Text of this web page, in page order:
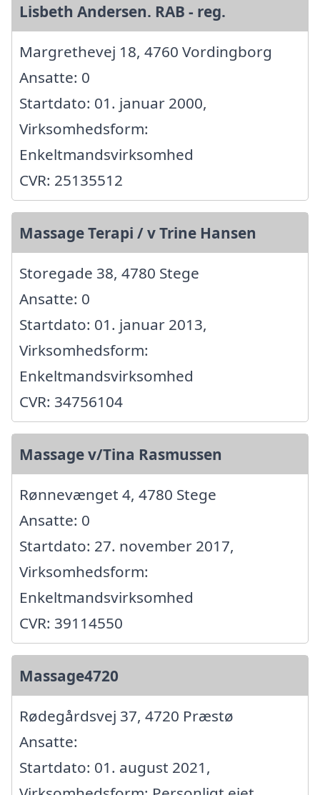
Lisbeth Andersen. RAB - reg.
Margrethevej 18, 4760 Vordingborg
Ansatte: 0
Startdato: 01. januar 2000,
Virksomhedsform:
Enkeltmandsvirksomhed
CVR: 25135512
Massage Terapi / v Trine Hansen
Storegade 38, 4780 Stege
Ansatte: 0
Startdato: 01. januar 2013,
Virksomhedsform:
Enkeltmandsvirksomhed
CVR: 34756104
Massage v/Tina Rasmussen
Rønnevænget 4, 4780 Stege
Ansatte: 0
Startdato: 27. november 2017,
Virksomhedsform:
Enkeltmandsvirksomhed
CVR: 39114550
Massage4720
Rødegårdsvej 37, 4720 Præstø
Ansatte:
Startdato: 01. august 2021,